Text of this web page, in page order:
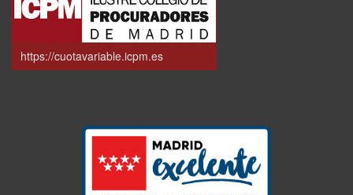
https://cuotavariable.icpm.es